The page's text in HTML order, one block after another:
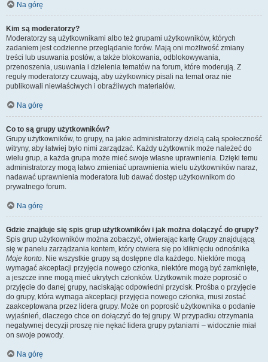
Na górę
Kim są moderatorzy?
Moderatorzy są użytkownikami albo też grupami użytkowników, których
zadaniem jest codzienne przeglądanie forów. Mają oni możliwość zmiany
treści lub usuwania postów, a także blokowania, odblokowywania,
przenoszenia, usuwania i dzielenia tematów na forum, które moderują. Z
reguły moderatorzy czuwają, aby użytkownicy pisali na temat oraz nie
publikowali niewłaściwych i obraźliwych materiałów.
Na górę
Co to są grupy użytkowników?
Grupy użytkowników, to grupy, na jakie administratorzy dzielą całą społeczność
witryny, aby łatwiej było nimi zarządzać. Każdy użytkownik może należeć do
wielu grup, a każda grupa może mieć swoje własne uprawnienia. Dzięki temu
administratorzy mogą łatwo zmieniać uprawnienia wielu użytkowników naraz,
nadawać uprawnienia moderatora lub dawać dostęp użytkownikom do
prywatnego forum.
Na górę
Gdzie znajduje się spis grup użytkowników i jak można dołączyć do grupy?
Spis grup użytkowników można zobaczyć, otwierając kartę Grupyznajdującą
się w panelu zarządzania kontem, który otwiera się po kliknięciu odnośnika
Moje konto. Nie wszystkie grupy są dostępne dla każdego. Niektóre mogą
wymagać akceptacji przyjęcia nowego członka, niektóre mogą być zamknięte,
a jeszcze inne mogą mieć ukrytych członków. Użytkownik może poprosić o
przyjęcie do danej grupy, naciskając odpowiedni przycisk. Prośba o przyjęcie
do grupy, która wymaga akceptacji przyjęcia nowego członka, musi zostać
zaakceptowana przez lidera grupy. Może on poprosić użytkownika o podanie
wyjaśnień, dlaczego chce on dołączyć do tej grupy. W przypadku otrzymania
negatywnej decyzji proszę nie nękać lidera grupy pytaniami – widocznie miał
on swoje powody.
Na górę